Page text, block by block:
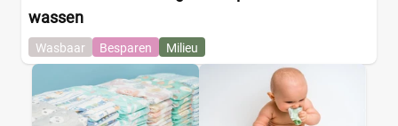
wassen
Wasbaar Besparen Milieu